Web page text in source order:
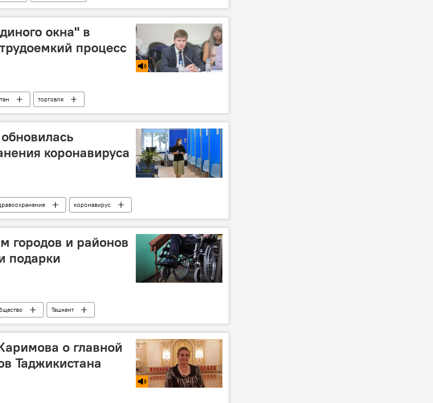
Таджикистан
окна" в
процесс
торговля
коронавируса
коронавирус
городов и районов
подарки
Ташкент
о главной
Таджикистана